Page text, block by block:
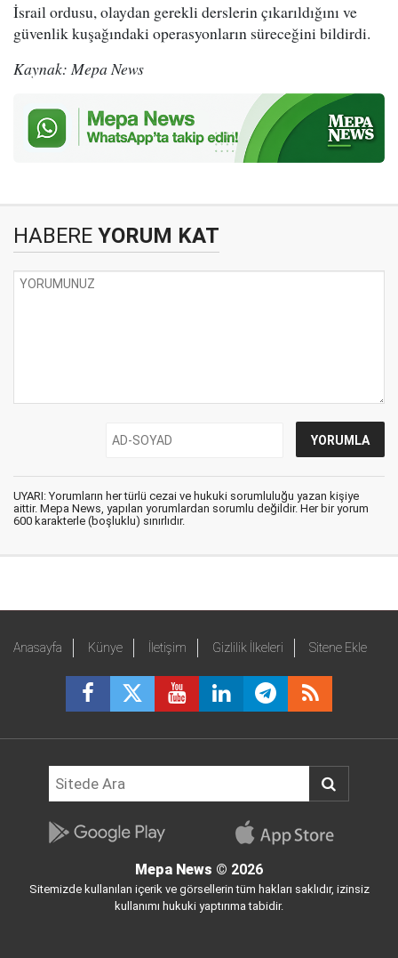
İsrail ordusu, olaydan gerekli derslerin çıkarıldığını ve
güvenlik kuşağındaki operasyonların süreceğini bildirdi.
Kaynak: Mepa News
HABERE YORUM KAT
UYARI: Yorumların her türlü cezai ve hukuki sorumluluğu yazan kişiye
aittir. Mepa News, yapılan yorumlardan sorumlu değildir. Her bir yorum
600 karakterle (boşluklu) sınırlıdır.
Anasayfa Künye İletişim Gizlilik İlkeleri Sitene Ekle
Mepa News © 2026
Sitemizde kullanılan içerik ve görsellerin tüm hakları saklıdır, izinsiz
kullanımı hukuki yaptırıma tabidir.